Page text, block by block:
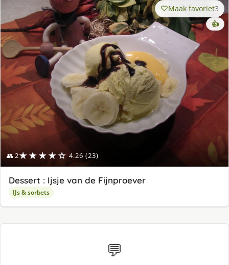
👥 2★★★★☆ 4.26 (23)
Maak favoriet3
👍
Dessert : Ijsje van de Fijnproever
IJs & sorbets
💬